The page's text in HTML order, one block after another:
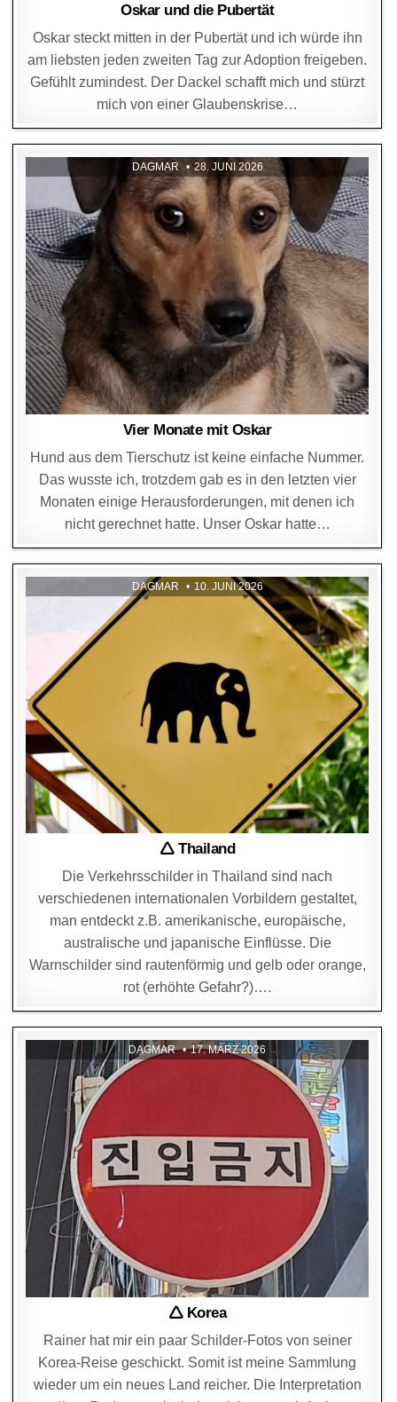
Oskar und die Pubertät
Oskar steckt mitten in der Pubertät und ich würde ihn
am liebsten jeden zweiten Tag zur Adoption freigeben.
Gefühlt zumindest. Der Dackel schafft mich und stürzt
mich von einer Glaubenskrise…
DAGMAR 28. JUNI 2026
Vier Monate mit Oskar
Hund aus dem Tierschutz ist keine einfache Nummer.
Das wusste ich, trotzdem gab es in den letzten vier
Monaten einige Herausforderungen, mit denen ich
nicht gerechnet hatte. Unser Oskar hatte…
DAGMAR 10. JUNI 2026
🛆 Thailand
Die Verkehrsschilder in Thailand sind nach
verschiedenen internationalen Vorbildern gestaltet,
man entdeckt z.B. amerikanische, europäische,
australische und japanische Einflüsse. Die
Warnschilder sind rautenförmig und gelb oder orange,
rot (erhöhte Gefahr?)….
DAGMAR 17. MÄRZ 2026
🛆 Korea
Rainer hat mir ein paar Schilder-Fotos von seiner
Korea-Reise geschickt. Somit ist meine Sammlung
wieder um ein neues Land reicher. Die Interpretation